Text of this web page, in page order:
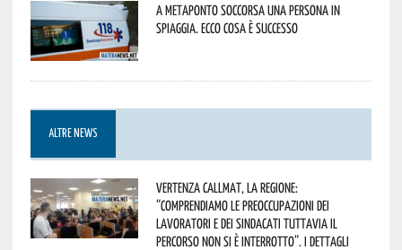
A Metaponto soccorsa una persona in
spiaggia. Ecco cosa è successo
ALTRE NEWS
Vertenza CallMat, la Regione:
“comprendiamo le preoccupazioni dei
lavoratori e dei sindacati tuttavia il
percorso non si è interrotto”. I dettagli